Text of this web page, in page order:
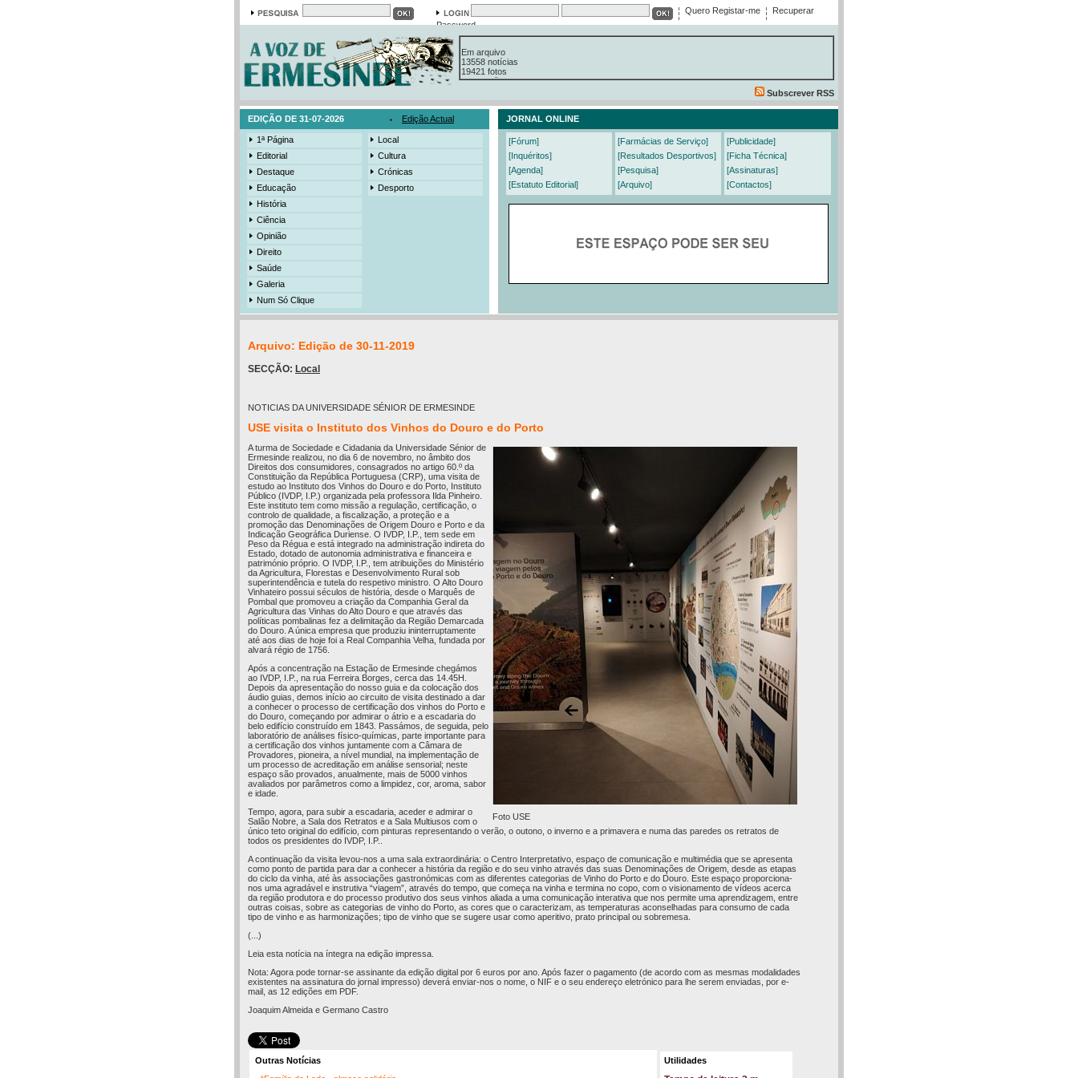
Quero Registar-me
Recuperar
Password
13558 notícias
19421 fotos
385 edições
Subscrever RSS
EDIÇÃO DE 31-07-2026 Edição Actual JORNAL ONLINE
1ª Página
Editorial
Destaque
Educação
História
Ciência
Opinião
Direito
Saúde
Galeria
Num Só Clique
Local
Cultura
Crónicas
Desporto
[Fórum]
[Inquéritos]
[Agenda]
[Estatuto Editorial]
[Farmácias de Serviço]
[Resultados Desportivos]
[Pesquisa]
[Arquivo]
[Publicidade]
[Ficha Técnica]
[Assinaturas]
[Contactos]
Arquivo: Edição de 30-11-2019
SECÇÃO: Local
NOTICIAS DA UNIVERSIDADE SÉNIOR DE ERMESINDE
USE visita o Instituto dos Vinhos do Douro e do Porto
Foto USE
A turma de Sociedade e Cidadania da Universidade Sénior de
Ermesinde realizou, no dia 6 de novembro, no âmbito dos
Direitos dos consumidores, consagrados no artigo 60.º da
Constituição da República Portuguesa (CRP), uma visita de
estudo ao Instituto dos Vinhos do Douro e do Porto, Instituto
Público (IVDP, I.P.) organizada pela professora Ilda Pinheiro.
Este instituto tem como missão a regulação, certificação, o
controlo de qualidade, a fiscalização, a proteção e a
promoção das Denominações de Origem Douro e Porto e da
Indicação Geográfica Duriense. O IVDP, I.P., tem sede em
Peso da Régua e está integrado na administração indireta do
Estado, dotado de autonomia administrativa e financeira e
património próprio. O IVDP, I.P., tem atribuições do Ministério
da Agricultura, Florestas e Desenvolvimento Rural sob
superintendência e tutela do respetivo ministro. O Alto Douro
Vinhateiro possui séculos de história, desde o Marquês de
Pombal que promoveu a criação da Companhia Geral da
Agricultura das Vinhas do Alto Douro e que através das
políticas pombalinas fez a delimitação da Região Demarcada
do Douro. A única empresa que produziu ininterruptamente
até aos dias de hoje foi a Real Companhia Velha, fundada por
alvará régio de 1756.
Após a concentração na Estação de Ermesinde chegámos
ao IVDP, I.P., na rua Ferreira Borges, cerca das 14.45H.
Depois da apresentação do nosso guia e da colocação dos
áudio guias, demos início ao circuito de visita destinado a dar
a conhecer o processo de certificação dos vinhos do Porto e
do Douro, começando por admirar o átrio e a escadaria do
belo edifício construído em 1843. Passámos, de seguida, pelo
laboratório de análises físico-químicas, parte importante para
a certificação dos vinhos juntamente com a Câmara de
Provadores, pioneira, a nível mundial, na implementação de
um processo de acreditação em análise sensorial; neste
espaço são provados, anualmente, mais de 5000 vinhos
avaliados por parâmetros como a limpidez, cor, aroma, sabor
e idade.
Tempo, agora, para subir a escadaria, aceder e admirar o
Salão Nobre, a Sala dos Retratos e a Sala Multiusos com o
único teto original do edifício, com pinturas representando o verão, o outono, o inverno e a primavera e numa das paredes os retratos de
todos os presidentes do IVDP, I.P..
A continuação da visita levou-nos a uma sala extraordinária: o Centro Interpretativo, espaço de comunicação e multimédia que se apresenta
como ponto de partida para dar a conhecer a história da região e do seu vinho através das suas Denominações de Origem, desde as etapas
do ciclo da vinha, até às associações gastronómicas com as diferentes categorias de Vinho do Porto e do Douro. Este espaço proporciona-
nos uma agradável e instrutiva “viagem”, através do tempo, que começa na vinha e termina no copo, com o visionamento de vídeos acerca
da região produtora e do processo produtivo dos seus vinhos aliada a uma comunicação interativa que nos permite uma aprendizagem, entre
outras coisas, sobre as categorias de vinho do Porto, as cores que o caracterizam, as temperaturas aconselhadas para consumo de cada
tipo de vinho e as harmonizações; tipo de vinho que se sugere usar como aperitivo, prato principal ou sobremesa.
(...)
Leia esta notícia na íntegra na edição impressa.
Nota: Agora pode tornar-se assinante da edição digital por 6 euros por ano. Após fazer o pagamento (de acordo com as mesmas modalidades
existentes na assinatura do jornal impresso) deverá enviar-nos o nome, o NIF e o seu endereço eletrónico para lhe serem enviadas, por e-
mail, as 12 edições em PDF.
Joaquim Almeida e Germano Castro
Outras Notícias
Utilidades